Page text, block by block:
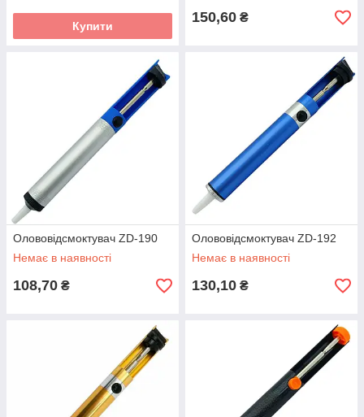
Купити
150,60 ₴
Олововідсмоктувач ZD-190
Немає в наявності
108,70 ₴
Олововідсмоктувач ZD-192
Немає в наявності
130,10 ₴